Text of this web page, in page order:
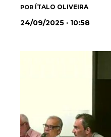
POR ÍTALO OLIVEIRA
24/09/2025 · 10:58